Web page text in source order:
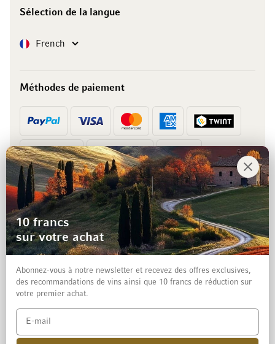
Sélection de la langue
LangueFrench
Méthodes de paiement
Prépaiement Facture
Protection des données et clause de non-responsabilité
10 francs
sur votre achat
Abonnez-vous à notre newsletter et recevez des offres exclusives,
des recommandations de vins ainsi que 10 francs de réduction sur
votre premier achat.